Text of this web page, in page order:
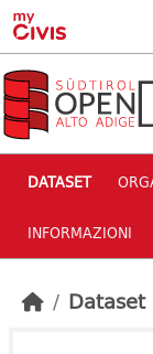
Skip to main content
DATASET
INFORMAZIONI
Dataset